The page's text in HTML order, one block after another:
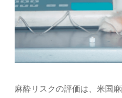
麻酔リスクの評価は、米国